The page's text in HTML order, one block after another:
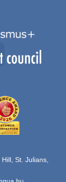
St. Julians,